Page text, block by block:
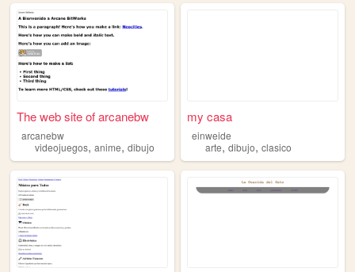
The web site of arcanebw
arcanebw
videojuegos, anime, dibujo
my casa
einweide
arte,dibujo,clasico